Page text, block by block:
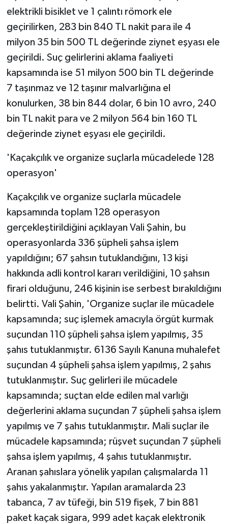
elektrikli bisiklet ve 1 çalıntı römork ele
geçirilirken, 283 bin 840 TL nakit para ile 4
milyon 35 bin 500 TL değerinde ziynet eşyası ele
geçirildi. Suç gelirlerini aklama faaliyeti
kapsamında ise 51 milyon 500 bin TL değerinde
7 taşınmaz ve 12 taşınır malvarlığına el
konulurken, 38 bin 844 dolar, 6 bin 10 avro, 240
bin TL nakit para ve 2 milyon 564 bin 160 TL
değerinde ziynet eşyası ele geçirildi.
'Kaçakçılık ve organize suçlarla mücadelede 128
operasyon'
Kaçakçılık ve organize suçlarla mücadele
kapsamında toplam 128 operasyon
gerçekleştirildiğini açıklayan Vali Şahin, bu
operasyonlarda 336 şüpheli şahsa işlem
yapıldığını; 67 şahsın tutuklandığını, 13 kişi
hakkında adli kontrol kararı verildiğini, 10 şahsın
firari olduğunu, 246 kişinin ise serbest bırakıldığını
belirtti. Vali Şahin, 'Organize suçlar ile mücadele
kapsamında; suç işlemek amacıyla örgüt kurmak
suçundan 110 şüpheli şahsa işlem yapılmış, 35
şahıs tutuklanmıştır. 6136 Sayılı Kanuna muhalefet
suçundan 4 şüpheli şahsa işlem yapılmış, 2 şahıs
tutuklanmıştır. Suç gelirleri ile mücadele
kapsamında; suçtan elde edilen mal varlığı
değerlerini aklama suçundan 7 şüpheli şahsa işlem
yapılmış ve 7 şahıs tutuklanmıştır. Mali suçlar ile
mücadele kapsamında; rüşvet suçundan 7 şüpheli
şahsa işlem yapılmış, 4 şahıs tutuklanmıştır.
Aranan şahıslara yönelik yapılan çalışmalarda 11
şahıs yakalanmıştır. Yapılan aramalarda 23
tabanca, 7 av tüfeği, bin 519 fişek, 7 bin 881
paket kaçak sigara, 999 adet kaçak elektronik